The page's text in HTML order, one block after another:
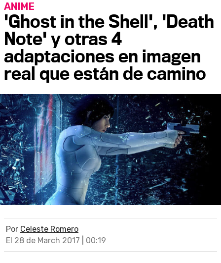
'Ghost in the Shell', 'Death
Note' y otras 4
adaptaciones en imagen
real que están de camino
ANIME
Por Celeste Romero
El 28 de March 2017 | 00:19